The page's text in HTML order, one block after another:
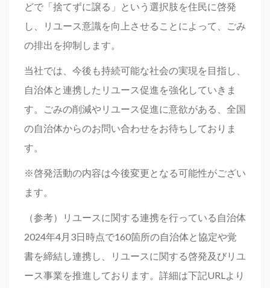
どで「捨てずに譲る」という選択肢を住民に啓発
し、リユース意識を向上させることによって、ごみ
の排出を抑制します。
当社では、今後も持続可能な社会の実現を目指し、
自治体と連携したリユース促進を強化していきま
す。ごみの削減やリユース促進に意欲がある、全国
の自治体からのお問い合わせをお待ちしておりま
す。
※啓発活動の内容は今後変更となる可能性がござい
ます。
（参考）リユースに関する連携を行っている自治体
2024年4月3日時点で160箇所の自治体と協定や覚
書を締結し連携し、リユースに関する啓発及びリユ
ース事業を推進しております。詳細は下記URLより